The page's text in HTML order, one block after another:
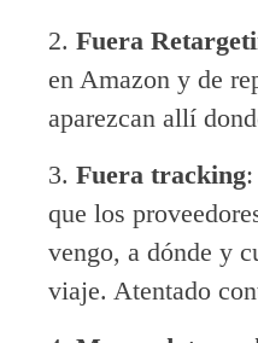
Fuera
en Amazon y de
aparezcan allí
Fuera tracking
que los
vengo, a dónde y
viaje. Atentado